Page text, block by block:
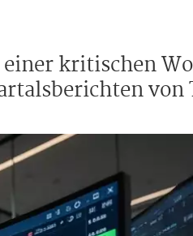
kritischen
von